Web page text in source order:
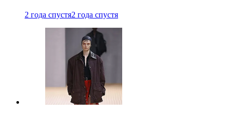
2 года спустя2 года спустя